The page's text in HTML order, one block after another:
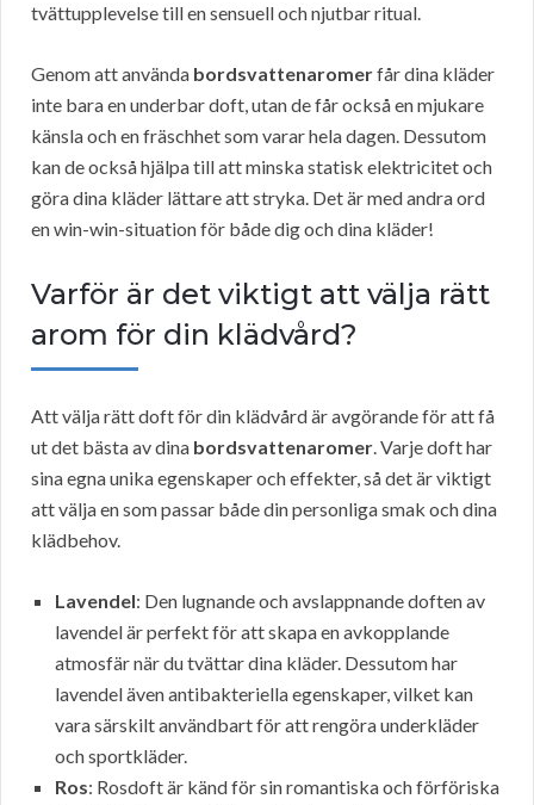
tvättupplevelse till en sensuell och njutbar ritual.
Genom att använda bordsvattenaromerfår dina kläder
inte bara en underbar doft, utan de får också en mjukare
känsla och en fräschhet som varar hela dagen. Dessutom
kan de också hjälpa till att minska statisk elektricitet och
göra dina kläder lättare att stryka. Det är med andra ord
en win-win-situation för både dig och dina kläder!
Varför är det viktigt att välja rätt
arom för din klädvård?
Att välja rätt doft för din klädvård är avgörande för att få
ut det bästa av dina bordsvattenaromer. Varje doft har
sina egna unika egenskaper och effekter, så det är viktigt
att välja en som passar både din personliga smak och dina
klädbehov.
Lavendel: Den lugnande och avslappnande doften av
lavendel är perfekt för att skapa en avkopplande
atmosfär när du tvättar dina kläder. Dessutom har
lavendel även antibakteriella egenskaper, vilket kan
vara särskilt användbart för att rengöra underkläder
och sportkläder.
Ros: Rosdoft är känd för sin romantiska och förföriska